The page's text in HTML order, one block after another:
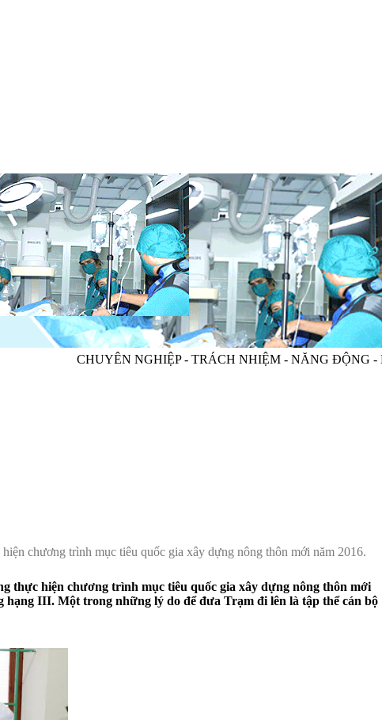
CHUYÊN NGHIỆP - TRÁCH NHIỆM - NĂNG ĐỘNG - MINH
chương trình mục tiêu quốc gia xây dựng nông thôn mới năm 2016.
thực hiện chương trình mục tiêu quốc gia xây dựng nông thôn mới
III. Một trong những lý do để đưa Trạm đi lên là tập thể cán bộ